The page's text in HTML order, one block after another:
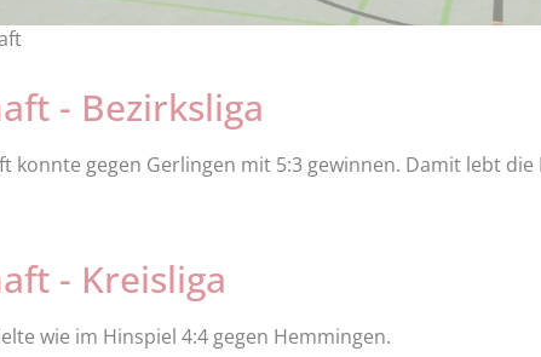
- Bezirksliga
konnte gegen Gerlingen mit 5:3 gewinnen. Damit lebt
- Kreisliga
wie im Hinspiel 4:4 gegen Hemmingen.